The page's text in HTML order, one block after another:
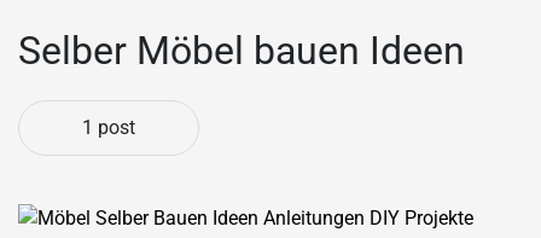
Selber Möbel bauen Ideen
1 post